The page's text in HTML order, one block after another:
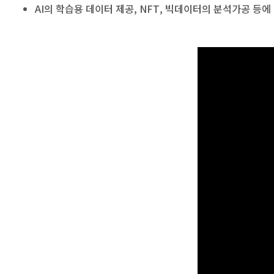
AI의 학습용 데이터 제공, NFT, 빅데이터의 분석가공 등